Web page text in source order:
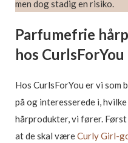
men dog stadig en risiko.
Parfumefrie
hos CurlsForYou
Hos CurlsForYou er vi som
på og interesserede i,
hårprodukter, vi fører.
at de skal væreCurly Girl-